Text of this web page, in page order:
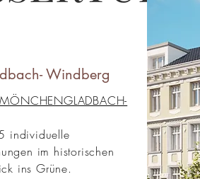
Windberg
individuelle
im historischen
ins Grüne.